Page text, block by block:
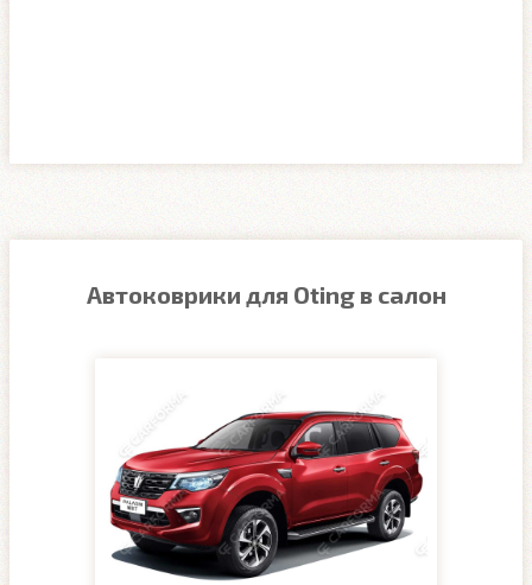
Автоковрики для Oting в салон